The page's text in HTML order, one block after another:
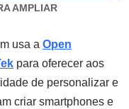
AMPLIAR
usa a Open
para oferecer aos
de personalizar e
criar smartphones e